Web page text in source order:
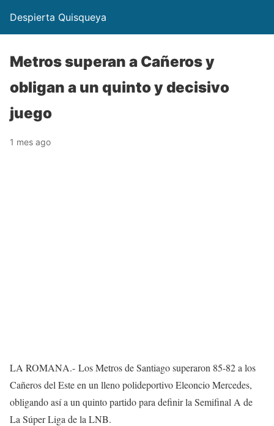
Despierta Quisqueya
Metros superan a Cañeros y
obligan a un quinto y decisivo
juego
1 mes ago
LA ROMANA.- Los Metros de Santiago superaron 85-82 a los
Cañeros del Este en un lleno polideportivo Eleoncio Mercedes,
obligando así a un quinto partido para definir la Semifinal A de
La Súper Liga de la LNB.